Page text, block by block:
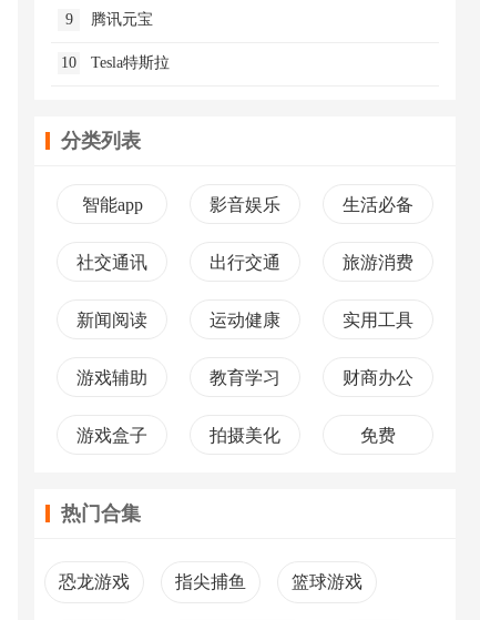
9 腾讯元宝
10 Tesla特斯拉
分类列表
智能app 影音娱乐 生活必备
社交通讯 出行交通 旅游消费
新闻阅读 运动健康 实用工具
游戏辅助 教育学习 财商办公
游戏盒子 拍摄美化 免费
热门合集
恐龙游戏 指尖捕鱼 篮球游戏